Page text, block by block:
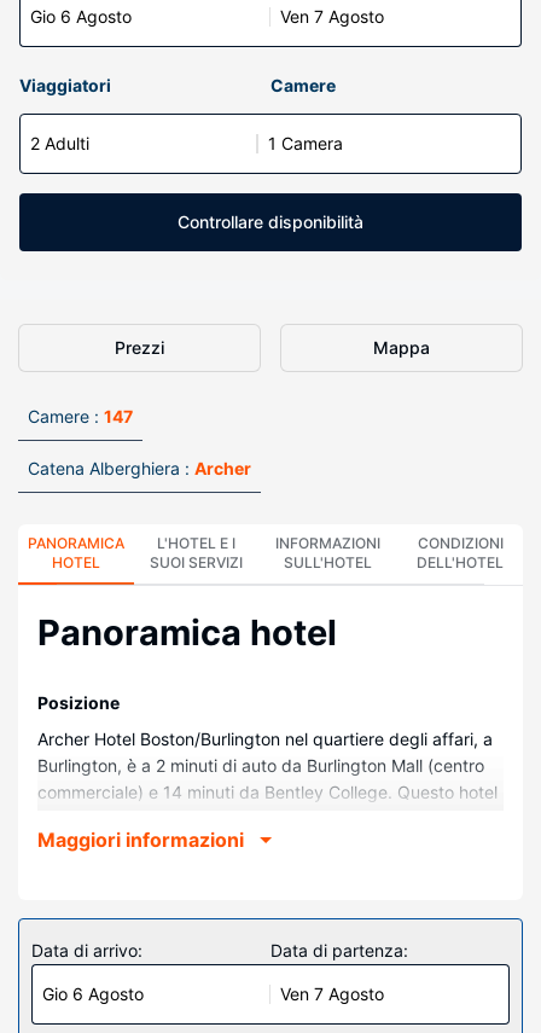
Gio 6 Agosto Ven 7 Agosto
Viaggiatori Camere
2 Adulti 1 Camera
Controllare disponibilità
Prezzi Mappa
Camere : 147
Catena Alberghiera : Archer
PANORAMICA
HOTEL
L'HOTEL E I
SUOI SERVIZI
INFORMAZIONI
SULL'HOTEL
CONDIZIONI
DELL'HOTEL
Panoramica hotel
Posizione
Archer Hotel Boston/Burlington nel quartiere degli affari, a
Burlington, è a 2 minuti di auto da Burlington Mall (centro
commerciale) e 14 minuti da Bentley College. Questo hotel
Walden Pond.
Rilassati in una delle 147 camere della struttura, complete
di macchina per caffè espresso e TV LCD. Riposati su un
comodo letto con materasso a doppio strato, completo di
copriletto in piuma e lenzuola Frette. Il Wi-Fi gratuito ti
consente di restare in contatto con il mondo, mentre la TV
Maggiori informazioni
Data di arrivo:
Gio 6 Agosto
Data di partenza:
Ven 7 Agosto